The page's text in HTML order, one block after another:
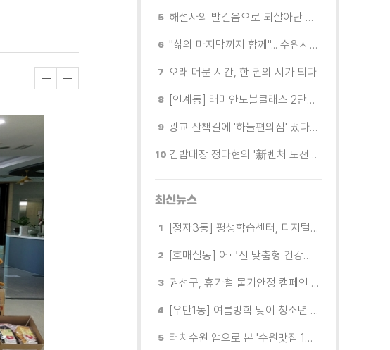
해설사의 발걸음으로 되살아난 수원의 독립운동 역사
"삶의 마지막까지 함께"... 수원시 8개 기관, 어르신 돌봄의 손을 맞잡다
오래 머문 시간, 한 권의 시가 되다
[인계동] 래미안노블클래스 2단지 경로당, 무더위 속 독거노인에게 '따뜻한 한 끼' 대접
광교 산책길에 '하늘편의점' 떴다… 드론배송 시연
김밥대장 정다현의 '新벤처 도전이야기'
최신뉴스
[정자3동] 평생학습센터, 디지털 생활문해교실 개강
[호매실동] 어르신 맞춤형 건강특화사업 「은빛반짝 실버종이공방」 운영
권선구, 휴가철 물가안정 캠페인 전개
[우만1동] 여름방학 맞이 청소년 유해환경 캠페인 실시
터치수원 앱으로 본 '수원맛집 100선'... 장안구 맛집을 찾다